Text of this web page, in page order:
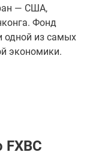
— США,
Фонд
одной из самых
экономики.